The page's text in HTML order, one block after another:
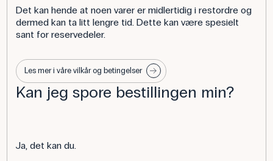
Det kan hende at noen varer er midlertidig i restordre og
dermed kan ta litt lengre tid. Dette kan være spesielt
sant for reservedeler.
Les mer i våre vilkår og betingelser
Kan jeg spore bestillingen min?
Ja, det kan du.